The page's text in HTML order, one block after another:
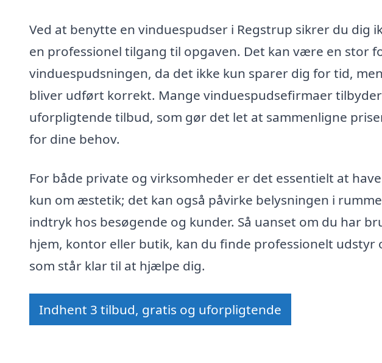
Ved at benytte en vinduespudser i Regstrup sikrer du dig
en professionel tilgang til opgaven. Det kan være en stor
vinduespudsningen, da det ikke kun sparer dig for tid,
bliver udført korrekt. Mange vinduespudsefirmaer
uforpligtende tilbud, som gør det let at sammenligne
for dine behov.
For både private og virksomheder er det essentielt at
kun om æstetik; det kan også påvirke belysningen i
indtryk hos besøgende og kunder. Så uanset om du har
hjem, kontor eller butik, kan du finde professionelt udstyr
som står klar til at hjælpe dig.
Indhent 3 tilbud, gratis og uforpligtende